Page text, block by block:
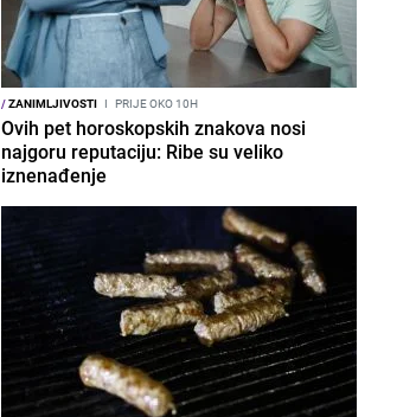
/ZANIMLJIVOSTI I PRIJE OKO 10H
Ovih pet horoskopskih znakova nosi
najgoru reputaciju: Ribe su veliko
iznenađenje